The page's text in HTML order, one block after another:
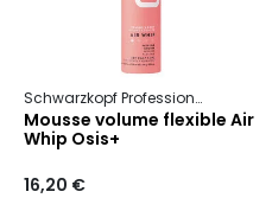
Schwarzkopf Professional
Mousse volume flexible Air
Whip Osis+
16,20 €